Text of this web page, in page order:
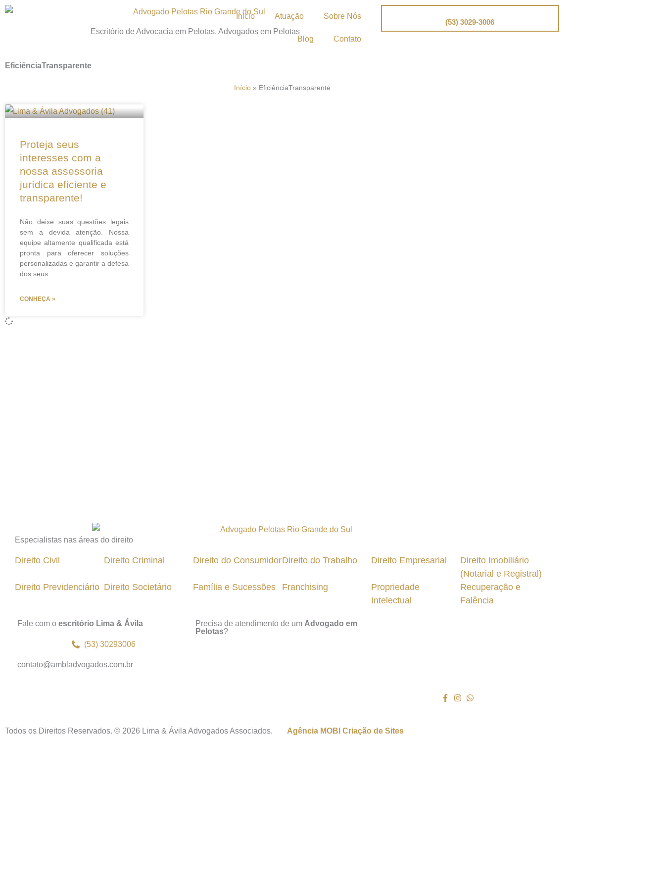
Escritório de Advocacia em Pelotas, Advogados em Pelotas
Inicio Atuação Sobre Nós
Blog Contato
(53) 3029-3006
EficiênciaTransparente
Início» EficiênciaTransparente
Proteja seus
interesses com a
nossa assessoria
jurídica eficiente e
transparente!
Não deixe suas questões legais
sem a devida atenção. Nossa
equipe altamente qualificada está
pronta para oferecer soluções
personalizadas e garantir a defesa
dos seus
CONHEÇA »
Especialistas nas áreas do direito
Direito Civil Direito Criminal Direito do ConsumidorDireito do Trabalho Direito Empresarial
Direito Imobiliário
(Notarial e Registral)
Direito Previdenciário Direito Societário Família e Sucessões Franchising
Propriedade
Intelectual
Recuperação e
Falência
Fale com o escritório Lima & Ávila
(53) 30293006
contato@ambladvogados.com.br
Precisa de atendimento de um Advogado em
Pelotas?
Todos os Direitos Reservados. © 2026 Lima & Ávila Advogados Associados. Agência MOBI Criação de Sites